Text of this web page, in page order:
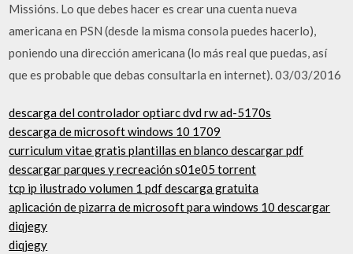
Missións. Lo que debes hacer es crear una cuenta nueva
americana en PSN (desde la misma consola puedes hacerlo),
poniendo una dirección americana (lo más real que puedas, así
que es probable que debas consultarla en internet). 03/03/2016
descarga del controlador optiarc dvd rw ad-5170s
descarga de microsoft windows 10 1709
curriculum vitae gratis plantillas en blanco descargar pdf
descargar parques y recreación s01e05 torrent
tcp ip ilustrado volumen 1 pdf descarga gratuita
aplicación de pizarra de microsoft para windows 10 descargar
diqjegy
diqjegy